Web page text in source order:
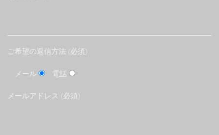
ご希望の返信方法 (必須)
メール 電話
メールアドレス (必須)